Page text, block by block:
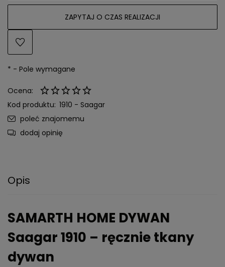
ZAPYTAJ O CZAS REALIZACJI
* - Pole wymagane
Ocena:
Kod produktu: 1910 - Saagar
poleć znajomemu
dodaj opinię
Opis
SAMARTH HOME DYWAN
Saagar 1910 – ręcznie tkany
dywan